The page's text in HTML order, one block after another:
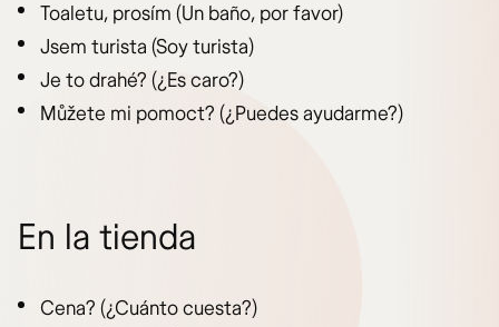
Toaletu, prosím (Un baño, por favor)
Jsem turista (Soy turista)
Je to drahé? (¿Es caro?)
Můžete mi pomoct? (¿Puedes ayudarme?)
En la tienda
Cena? (¿Cuánto cuesta?)